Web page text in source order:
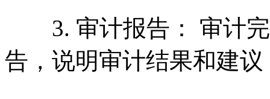
3. 审计报告： 审计完
告，说明审计结果和建